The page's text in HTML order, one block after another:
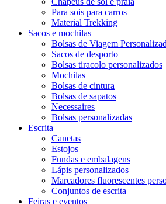
Para sois para carros
Material Trekking
Sacos e mochilas
Bolsas de Viagem
Sacos de desporto
Bolsas tiracolo personalizados
Mochilas
Bolsas de cintura
Bolsas de sapatos
Necessaires
Bolsas personalizadas
Escrita
Canetas
Estojos
Fundas e embalagens
Lápis personalizados
Marcadores fluorescentes
Conjuntos de escrita
Feiras e eventos